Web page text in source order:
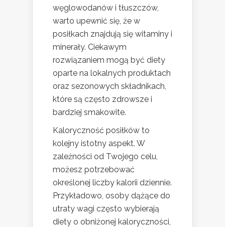
węglowodanów i tłuszczów,
warto upewnić się, że w
posiłkach znajdują się witaminy i
minerały. Ciekawym
rozwiązaniem mogą być diety
oparte na lokalnych produktach
oraz sezonowych składnikach,
które są często zdrowsze i
bardziej smakowite.
Kaloryczność posiłków to
kolejny istotny aspekt. W
zależności od Twojego celu,
możesz potrzebować
określonej liczby kalorii dziennie.
Przykładowo, osoby dążące do
utraty wagi często wybierają
diety o obniżonej kaloryczności,